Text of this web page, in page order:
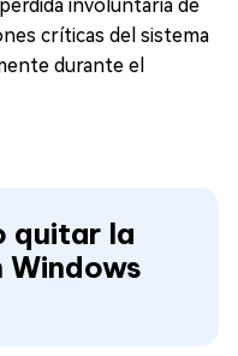
involuntaria de
críticas del sistema
durante el
quitar la
Windows